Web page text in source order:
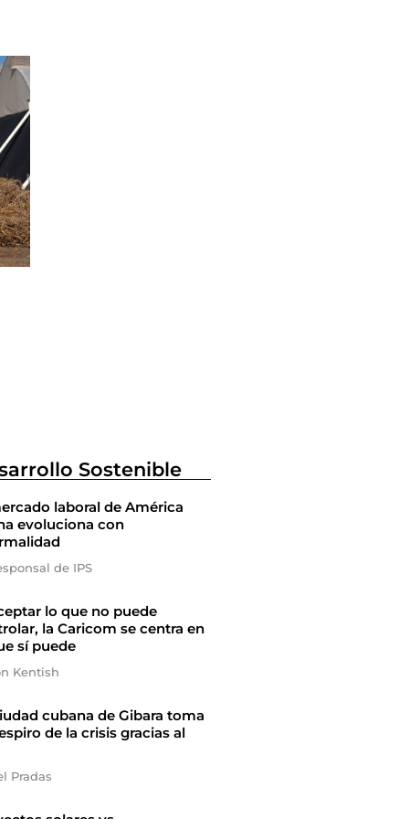
Sostenible
laboral de América
evoluciona con
de IPS
lo que no puede
la Caricom se centra en
sí puede
Kentish
cubana de Gibara toma
de la crisis gracias al
Pradas